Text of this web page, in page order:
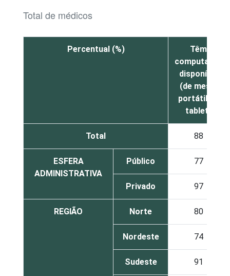
Total de médicos
Percentual (%)
Têm
computador
disponível
(de mesa,
portátil ou
tablet)
Total 88
ESFERA
ADMINISTRATIVA
Público 77
Privado 97
REGIÃO Norte 80
Nordeste 74
Sudeste 91